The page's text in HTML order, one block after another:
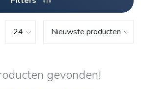
gevonden!